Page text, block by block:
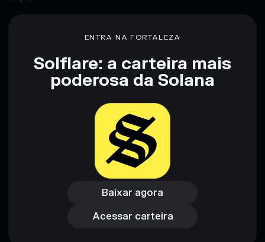
ENTRA NA FORTALEZA
Solflare: a carteira mais
poderosa da Solana
Baixar agora
Baixar agora
Acessar carteira
Acessar carteira